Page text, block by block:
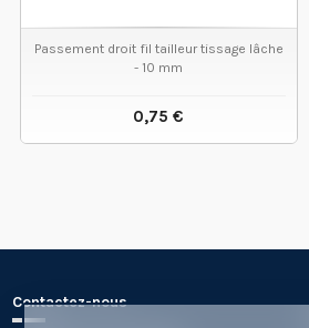
Passement droit fil tailleur tissage lâche
- 10 mm
0,75 €
VOIR LE PRODUIT
Contactez-nous